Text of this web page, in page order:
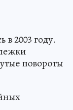
в 2003 году.
повороты